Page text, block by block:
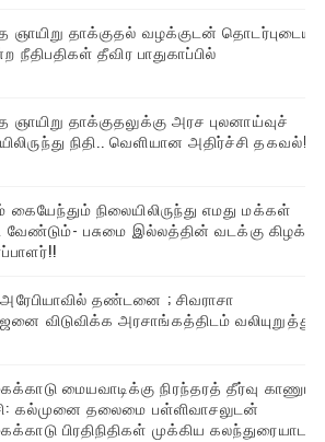
ஞாயிறு தாக்குதல் வழக்குடன் தொடர்புடைய
நீதிபதிகள் தீவிர பாதுகாப்பில்
ஞாயிறு தாக்குதலுக்கு அரச புலனாய்வுச்
நிதி.. வெளியான அதிர்ச்சி தகவல்!
கையேந்தும் நிலையிலிருந்து எமது மக்கள்
வேண்டும்- பசுமை இல்லத்தின் வடக்கு கிழக்கு
அரேபியாவில் தண்டனை ; சிவராசா
விடுவிக்க அரசாங்கத்திடம் வலியுறுத்து
மையவாடிக்கு நிரந்தரத் தீர்வு காணும்
கல்முனை தலைமை பள்ளிவாசலுடன்
பிரதிநிதிகள் முக்கிய கலந்துரையாடல்